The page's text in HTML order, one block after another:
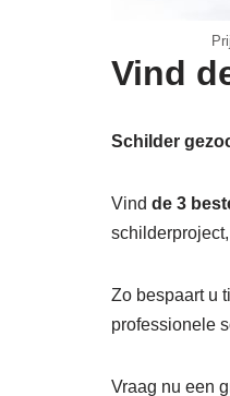
Vind
Schilder
Vind de 3
Zo bespaart u
professionele
Vraag nu een